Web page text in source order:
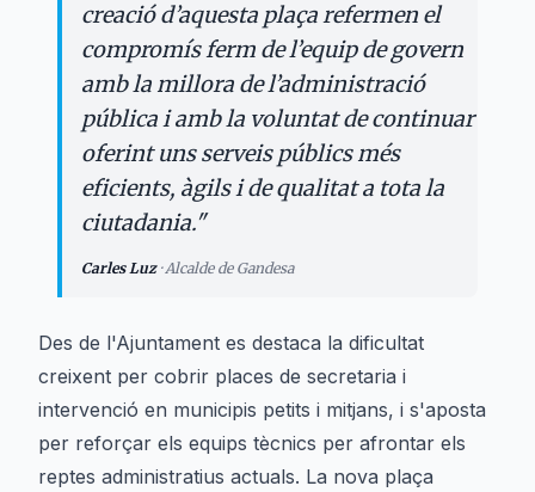
creació d’aquesta plaça refermen el
compromís ferm de l’equip de govern
amb la millora de l’administració
pública i amb la voluntat de continuar
oferint uns serveis públics més
eficients, àgils i de qualitat a tota la
ciutadania."
Carles Luz·Alcalde de Gandesa
Des de l'Ajuntament es destaca la dificultat
creixent per cobrir places de secretaria i
intervenció en municipis petits i mitjans, i s'aposta
per reforçar els equips tècnics per afrontar els
reptes administratius actuals. La nova plaça